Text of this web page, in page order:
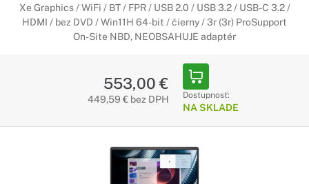
Xe Graphics / WiFi / BT / FPR / USB 2.0 / USB 3.2 / USB-C 3.2 /
HDMI / bez DVD / Win11H 64-bit / čierny / 3r (3r) ProSupport
On-Site NBD, NEOBSAHUJE adaptér
553,00 €
449,59 € bez DPH Dostupnosť:
NA SKLADE